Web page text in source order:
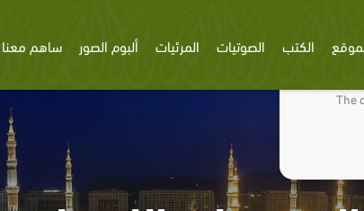
We use
The
الكتب الصوتيات المرئيات ألبوم الصور ساهم معنا